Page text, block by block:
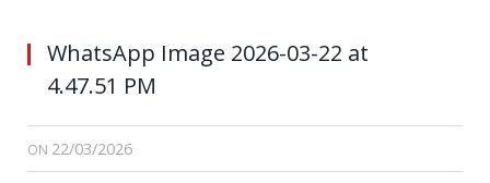
WhatsApp Image 2026-03-22 at
4.47.51 PM
ON 22/03/2026